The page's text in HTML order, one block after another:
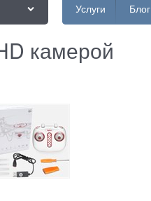
Услуги Блог
камерой